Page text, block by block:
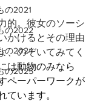
の2021
の2022
の2024
の2025
的。彼女のソーシ
かけるとその理由
、のぞいてみてく
は動物のみなら
ペーパーワークが
ています。